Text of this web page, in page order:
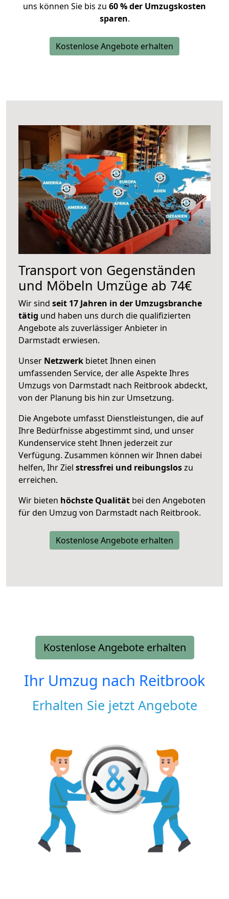
uns können Sie bis zu 60 % der Umzugskosten
sparen.
Kostenlose Angebote erhalten
Transport von Gegenständen
und Möbeln Umzüge ab 74€
Wir sind seit 17 Jahren in der Umzugsbranche
tätig und haben uns durch die qualifizierten
Angebote als zuverlässiger Anbieter in
Darmstadt erwiesen.
Unser Netzwerk bietet Ihnen einen
umfassenden Service, der alle Aspekte Ihres
Umzugs von Darmstadt nach Reitbrook abdeckt,
von der Planung bis hin zur Umsetzung.
Die Angebote umfasst Dienstleistungen, die auf
Ihre Bedürfnisse abgestimmt sind, und unser
Kundenservice steht Ihnen jederzeit zur
Verfügung. Zusammen können wir Ihnen dabei
helfen, Ihr Ziel stressfrei und reibungsloszu
erreichen.
Wir bieten höchste Qualität bei den Angeboten
für den Umzug von Darmstadt nach Reitbrook.
Kostenlose Angebote erhalten
Kostenlose Angebote erhalten
Ihr Umzug nach Reitbrook
Erhalten Sie jetzt Angebote